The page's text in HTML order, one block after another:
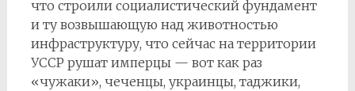
что строили социалистический фундамент
и ту возвышающую над животностью
инфраструктуру, что сейчас на территории
УССР рушат имперцы — вот как раз
«чужаки», чеченцы, украинцы, таджики,